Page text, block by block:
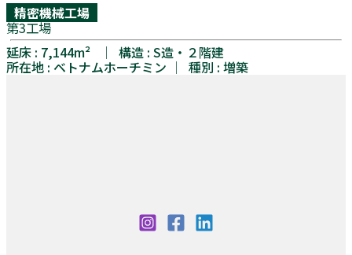
精密機械工場
第3工場
延床 : 7,144m² │ 構造 : S造・２階建
所在地 : ベトナムホーチミン │ 種別 : 増築